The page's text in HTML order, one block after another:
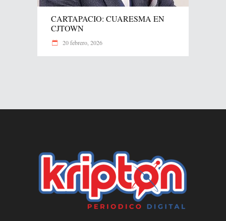
CARTAPACIO: CUARESMA EN
CJTOWN
20 febrero, 2026